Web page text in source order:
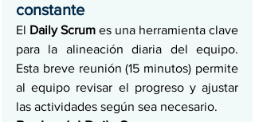
constante
El Daily Scrum es una herramienta clave
para la alineación diaria del equipo.
Esta breve reunión (15 minutos) permite
al equipo revisar el progreso y ajustar
las actividades según sea necesario.